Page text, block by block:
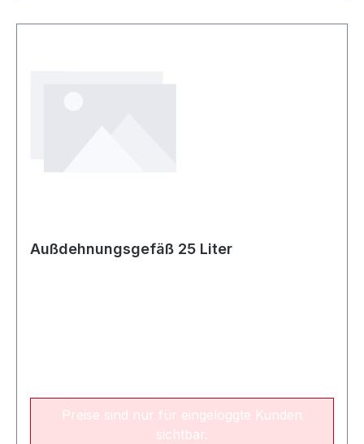
Außdehnungsgefäß 25 Liter
Preise sind nur für eingeloggte Kunden
sichtbar.